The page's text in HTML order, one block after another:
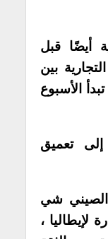
أيضًا قبل
بين
الأسبوع
تعميق
شي
لإيطاليا ،